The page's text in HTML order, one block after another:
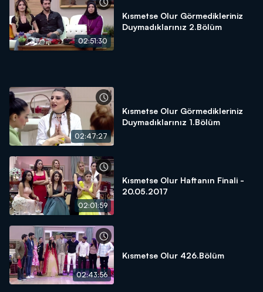
02:51:30
Kısmetse Olur Görmedikleriniz
Duymadıklarınız 2.Bölüm
02:47:27
Kısmetse Olur Görmedikleriniz
Duymadıklarınız 1.Bölüm
02:01:59
Kısmetse Olur Haftanın Finali -
20.05.2017
02:43:56
Kısmetse Olur 426.Bölüm